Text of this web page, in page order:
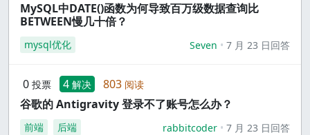
MySQL中DATE()函数为何导致百万级数据查询比
BETWEEN慢几十倍？
mysql优化 Seven 7 月 23 日回答
0 投票 4 解决 803 阅读
谷歌的 Antigravity 登录不了账号怎么办？
前端 后端 rabbitcoder 7 月 23 日回答